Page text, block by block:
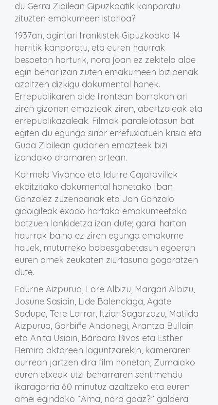
du Gerra Zibilean Gipuzkoatik kanporatu
zituzten emakumeen istorioa?
1937an, agintari frankistek Gipuzkoako 14
herritik kanporatu, eta euren haurrak
besoetan harturik, nora joan ez zekitela alde
egin behar izan zuten emakumeen bizipenak
azaltzen dizkigu dokumental honek.
Errepublikaren alde frontean borrokan ari
ziren gizonen emazteak ziren, abertzaleak eta
errepublikazaleak. Filmak paralelotasun bat
egiten du egungo siriar errefuxiatuen krisia eta
Guda Zibilean gudarien emazteek bizi
izandako dramaren artean.
Karmelo Vivanco eta Idurre Cajaravillek
ekoitzitako dokumental honetako Iban
Gonzalez zuzendariak eta Jon Gonzalo
gidoigileak exodo hartako emakumeetako
batzuen lankidetza izan dute; garai hartan
haurrak baino ez ziren egungo emakume
hauek, muturreko babesgabetasun egoeran
euren amek zeukaten ziurtasuna gogoratzen
dute.
Edurne Aizpurua, Lore Albizu, Margari Albizu,
Josune Sasiain, Lide Balenciaga, Agate
Sodupe, Tere Larrar, Itziar Sagarzazu, Matilda
Aizpurua, Garbiñe Andonegi, Arantza Bullain
eta Anita Usiain, Bárbara Rivas eta Esther
Remiro aktoreen laguntzarekin, kameraren
aurrean jartzen dira film honetan, Zumaiako
euren etxeak utzi beharraren sentimendu
ikaragarria 60 minutuz azaltzeko eta euren
amei egindako “Ama, nora goaz?” galdera